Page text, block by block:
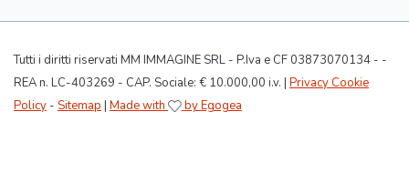
Tutti i diritti riservati MM IMMAGINE SRL - P.Iva e CF 03873070134 - -
REA n. LC-403269 - CAP. Sociale: € 10.000,00 i.v. | Privacy Cookie
Policy - Sitemap | Made with by Egogea